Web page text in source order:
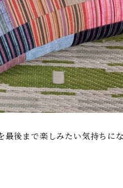
後まで楽しみたい気持ちに